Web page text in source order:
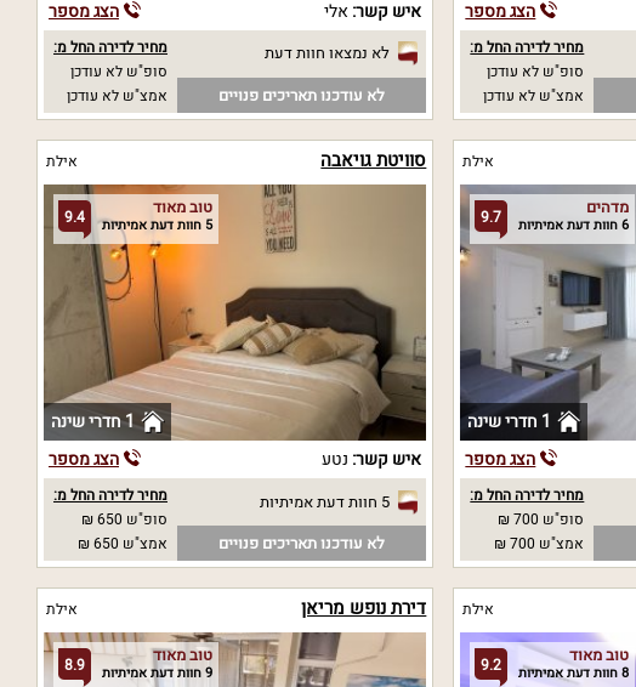
הצג מספר
מחיר לדירה החל מ:
סופ"ש לא עודכן
אמצ"ש לא עודכן
איש קשר: אלי הצג מספר
לא נמצאו חוות דעת
לא עודכנו תאריכים פנויים
מחיר לדירה החל מ:
סופ"ש לא עודכן
אמצ"ש לא עודכן
אילת
9.7 מדהים
6 חוות דעת אמיתיות
1 חדרי שינה
הצג מספר
מחיר לדירה החל מ:
סופ"ש 700 ₪
אמצ"ש 700 ₪
סוויטת גויאבה אילת
9.4 טוב מאוד
5 חוות דעת אמיתיות
1 חדרי שינה
איש קשר: נטע הצג מספר
5 חוות דעת אמיתיות
לא עודכנו תאריכים פנויים
מחיר לדירה החל מ:
סופ"ש 650 ₪
אמצ"ש 650 ₪
אילת
9.2 טוב מאוד
8 חוות דעת אמיתיות
דירת נופש מריאן אילת
8.9 טוב מאוד
9 חוות דעת אמיתיות